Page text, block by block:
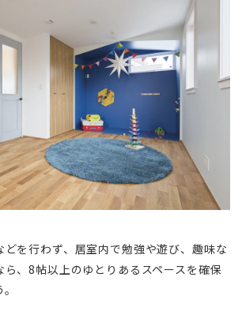
どを行わず、居室内で勉強や遊び、趣味な
ら、8帖以上のゆとりあるスペースを確保